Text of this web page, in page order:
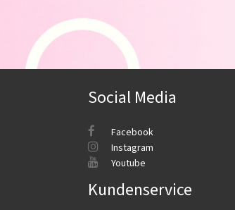
Social Media
Facebook
Instagram
Youtube
Kundenservice